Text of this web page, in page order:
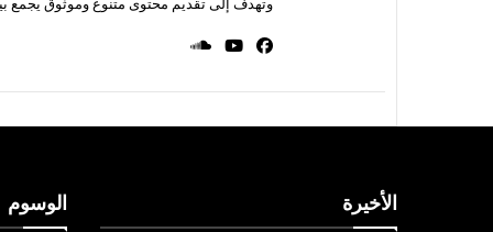
وتهدف إلى تقديم محتوى متنوع وموثوق يجمع
الأخيرة الوسوم